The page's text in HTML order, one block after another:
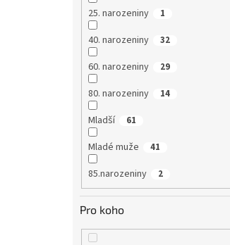
25. narozeniny 1
40. narozeniny 32
60. narozeniny 29
80. narozeniny 14
Mladší 61
Mladé muže 41
85.narozeniny 2
Pro koho